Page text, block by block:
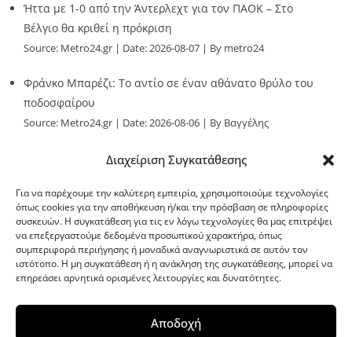
Διαχείριση Συγκατάθεσης
Για να παρέχουμε την καλύτερη εμπειρία, χρησιμοποιούμε τεχνολογίες
όπως cookies για την αποθήκευση ή/και την πρόσβαση σε πληροφορίες
συσκευών. Η συγκατάθεση για τις εν λόγω τεχνολογίες θα μας επιτρέψει
να επεξεργαστούμε δεδομένα προσωπικού χαρακτήρα, όπως
συμπεριφορά περιήγησης ή μοναδικά αναγνωριστικά σε αυτόν τον
ιστότοπο. Η μη συγκατάθεση ή η ανάκληση της συγκατάθεσης, μπορεί να
επηρεάσει αρνητικά ορισμένες λειτουργίες και δυνατότητες.
Αποδοχή
Ήττα με 1-0 από την Άντερλεχτ για τον ΠΑΟΚ – Στο
Βέλγιο θα κριθεί η πρόκριση
Source: Metro24.gr Date: 2026-08-07 By metro24
Φράνκο Μπαρέζι: Το αντίο σε έναν αθάνατο θρύλο του
ποδοσφαίρου
Source: Metro24.gr Date: 2026-08-06
By Βαγγέλης
G-point.gr